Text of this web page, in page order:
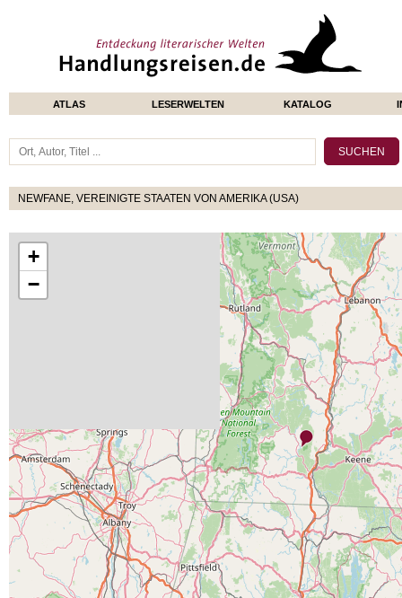
ATLAS LESERWELTEN KATALOG
NEWFANE, VEREINIGTE STAATEN VON AMERIKA (USA)
+
−